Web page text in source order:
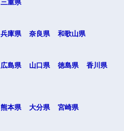
三重県
兵庫県 奈良県 和歌山県
広島県 山口県 徳島県
香川県
熊本県 大分県
宮崎県